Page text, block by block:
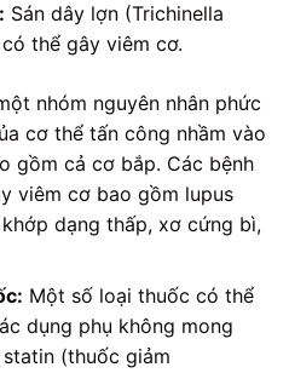
Sán dây lợn (Trichinella
thể gây viêm cơ.
nhóm nguyên nhân phức
cơ thể tấn công nhầm vào
gồm cả cơ bắp. Các bệnh
viêm cơ bao gồm lupus
dạng thấp, xơ cứng bì,
Một số loại thuốc có thể
dụng phụ không mong
(thuốc giảm